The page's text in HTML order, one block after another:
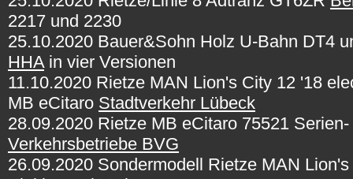
2217 und 2230
25.10.2020 Bauer&Sohn Holz U-Bahn DT4
HHAin vier Versionen
11.10.2020 Rietze MAN Lion's City 12 '18
MB eCitaro Stadtverkehr Lübeck
28.09.2020 Rietze MB eCitaro 75521
Verkehrsbetriebe BVG
26.09.2020 Sondermodell Rietze MAN